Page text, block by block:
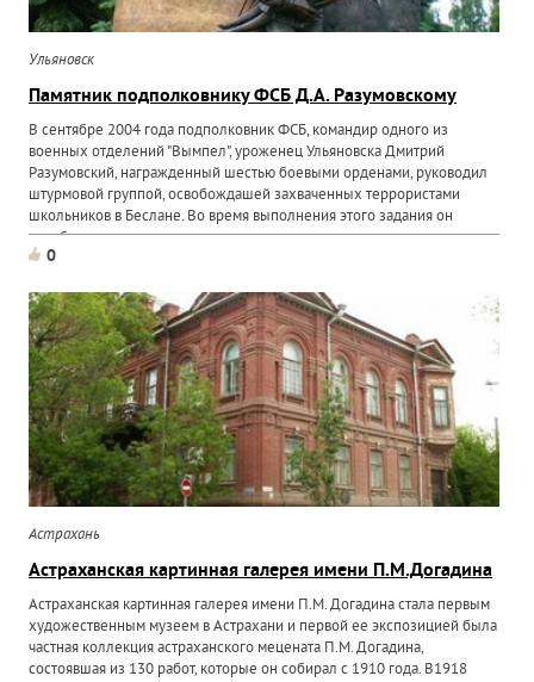
Ульяновск
Памятник подполковнику ФСБ Д.А. Разумовскому
В сентябре 2004 года подполковник ФСБ, командир одного из
военных отделений "Вымпел", уроженец Ульяновска Дмитрий
Разумовский, награжденный шестью боевыми орденами, руководил
штурмовой группой, освобождашей захваченных террористами
школьников в Беслане. Во время выполнения этого задания он
погиб...
0
Астрахань
Астраханская картинная галерея имени П.М.Догадина
Астраханская картинная галерея имени П.М. Догадина стала первым
художественным музеем в Астрахани и первой ее экспозицией была
частная коллекция астраханского мецената П.М. Догадина,
состоявшая из 130 работ, которые он собирал с 1910 года. В1918